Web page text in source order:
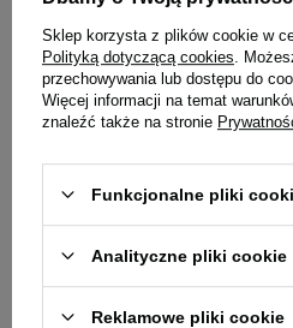
82,99 zł 34,58 zł / kg
-
Do koszyka
Sklep korzysta z plików cookie w
Polityką dotyczącą cookies .
przechowywania lub dostępu do
Więcej informacji na temat
znaleźć także na stronie
Funkcjonalne pliki
Analityczne pliki cookie
Reklamowe pliki cookie